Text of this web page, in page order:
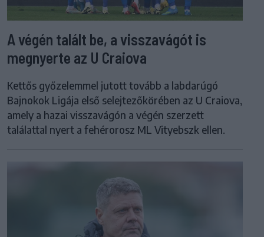
A végén talált be, a visszavágót is
megnyerte az U Craiova
Kettős győzelemmel jutott tovább a labdarúgó
Bajnokok Ligája első selejtezőkörében az U Craiova,
amely a hazai visszavágón a végén szerzett
találattal nyert a fehérorosz ML Vityebszk ellen.